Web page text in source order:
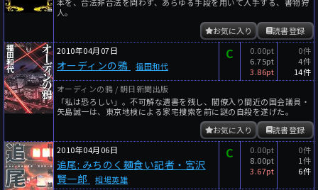
人。
読書登録
お気に入り
2010年04月07日
オーディンの鴉 福田和代
C
0.00pt
6.75pt
3.86pt
0件
4件
14件
オーディンの鴉 / 朝日新聞出版
「私は恐ろしい」。不可解な遺書を残し、閣僚入り間近の国会議員・
矢島誠一は、東京地検による家宅捜索を前に謎の自殺を遂げた。
読書登録
お気に入り
2010年04月06日
追尾: みちのく麺食い記者・宮沢
賢一郎
相場英雄
C
0.00pt
8.00pt
3.67pt
0件
1件
6件